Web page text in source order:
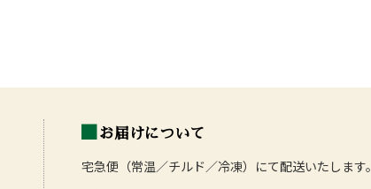
お届けについて
宅急便（常温／チルド／冷凍）にて配送いたします。